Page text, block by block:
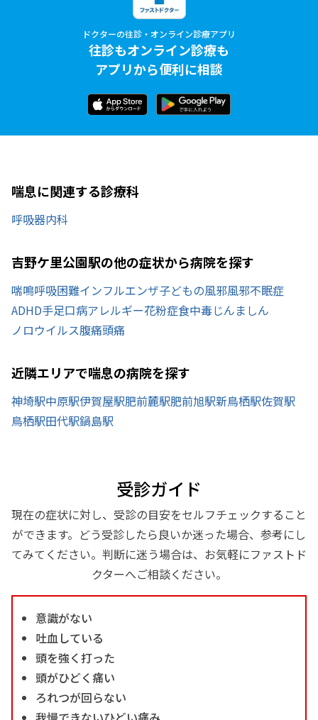
ドクターの往診・オンライン診療アプリ
往診もオンライン診療も
アプリから便利に相談
喘息に関連する診療科
呼吸器内科
吉野ケ里公園駅の他の症状から病院を探す
喘鳴呼吸困難インフルエンザ子どもの風邪風邪不眠症
ADHD手足口病アレルギー花粉症食中毒じんましん
ノロウイルス腹痛頭痛
近隣エリアで喘息の病院を探す
神埼駅中原駅伊賀屋駅肥前麓駅肥前旭駅新鳥栖駅佐賀駅
鳥栖駅田代駅鍋島駅
受診ガイド
現在の症状に対し、受診の目安をセルフチェックすること
ができます。どう受診したら良いか迷った場合、参考にし
てみてください。判断に迷う場合は、お気軽にファストド
クターへご相談ください。
意識がない
吐血している
頭を強く打った
頭がひどく痛い
ろれつが回らない